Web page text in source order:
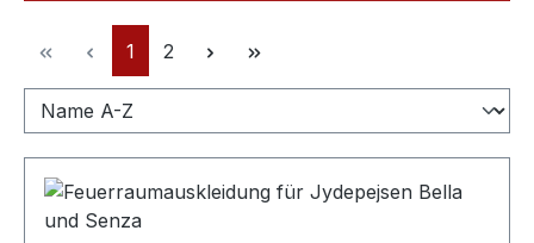
Seite
1 Seite
2